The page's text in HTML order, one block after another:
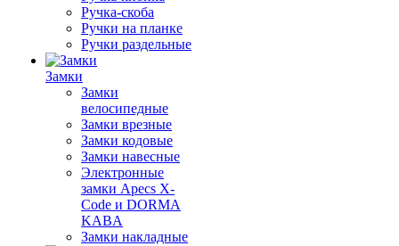
Ручка-скоба
Ручки на планке
Ручки раздельные
Замки
Замки
велосипедные
Замки врезные
Замки кодовые
Замки навесные
Электронные
замки Apecs X-
Code и DORMA
KABA
Замки накладные